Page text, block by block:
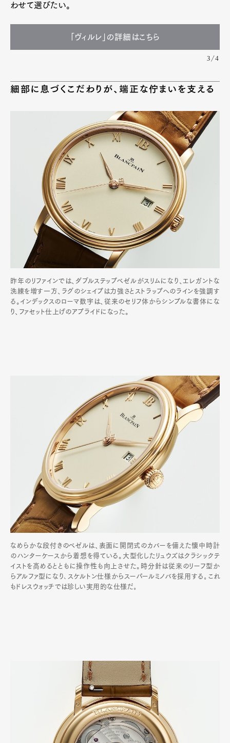
わせて選びたい。
「ヴィルレ」の詳細はこちら
3/4
細部に息づくこだわりが、端正な佇まいを支える
昨年のリファインでは、ダブルステップベゼルがスリムになり、エレガントな
洗練を増す一方、ラグのシェイプは力強さとストラップへのラインを強調す
る。インデックスのローマ数字は、従来のセリフ体からシンプルな書体にな
り、ファセット仕上げのアプライドになった。
なめらかな段付きのベゼルは、表面に開閉式のカバーを備えた懐中時計
のハンターケースから着想を得ている。大型化したリュウズはクラシックテ
イストを高めるとともに操作性も向上させた。時分針は従来のリーフ型か
らアルファ型になり､スケルトン仕様からスーパールミノバを採用する｡これ
もドレスウォッチでは珍しい実用的な仕様だ｡